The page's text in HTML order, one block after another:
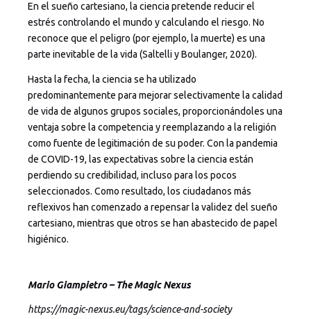
En el sueño cartesiano, la ciencia pretende reducir el
estrés controlando el mundo y calculando el riesgo. No
reconoce que el peligro (por ejemplo, la muerte) es una
parte inevitable de la vida (Saltelli y Boulanger, 2020).
Hasta la fecha, la ciencia se ha utilizado
predominantemente para mejorar selectivamente la calidad
de vida de algunos grupos sociales, proporcionándoles una
ventaja sobre la competencia y reemplazando a la religión
como fuente de legitimación de su poder. Con la pandemia
de COVID-19, las expectativas sobre la ciencia están
perdiendo su credibilidad, incluso para los pocos
seleccionados. Como resultado, los ciudadanos más
reflexivos han comenzado a repensar la validez del sueño
cartesiano, mientras que otros se han abastecido de papel
higiénico.
Mario Giampietro – The Magic Nexus
https://magic-nexus.eu/tags/science-and-society